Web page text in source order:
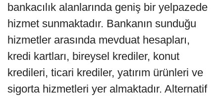
bankacılık alanlarında geniş bir yelpazede
hizmet sunmaktadır. Bankanın sunduğu
hizmetler arasında mevduat hesapları,
kredi kartları, bireysel krediler, konut
kredileri, ticari krediler, yatırım ürünleri ve
sigorta hizmetleri yer almaktadır. Alternatif